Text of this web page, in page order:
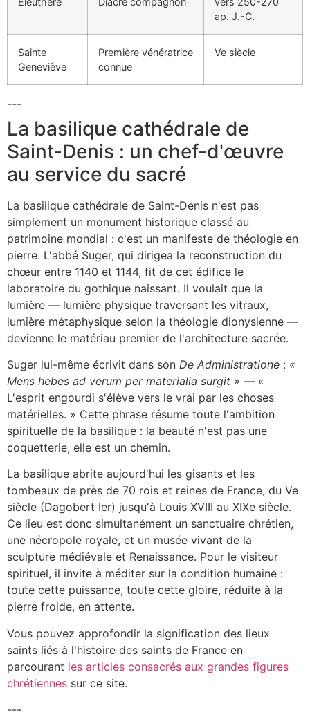
ap. J.-C.
Sainte
Geneviève
Première vénératrice
connue
Ve siècle
---
La basilique cathédrale de
Saint-Denis : un chef-d'œuvre
au service du sacré
La basilique cathédrale de Saint-Denis n'est pas
simplement un monument historique classé au
patrimoine mondial : c'est un manifeste de théologie en
pierre. L'abbé Suger, qui dirigea la reconstruction du
chœur entre 1140 et 1144, fit de cet édifice le
laboratoire du gothique naissant. Il voulait que la
lumière — lumière physique traversant les vitraux,
lumière métaphysique selon la théologie dionysienne —
devienne le matériau premier de l'architecture sacrée.
Suger lui-même écrivit dans son De Administratione : «
Mens hebes ad verum per materialia surgit » — «
L'esprit engourdi s'élève vers le vrai par les choses
matérielles. » Cette phrase résume toute l'ambition
spirituelle de la basilique : la beauté n'est pas une
coquetterie, elle est un chemin.
La basilique abrite aujourd'hui les gisants et les
tombeaux de près de 70 rois et reines de France, du Ve
siècle (Dagobert Ier) jusqu'à Louis XVIII au XIXe siècle.
Ce lieu est donc simultanément un sanctuaire chrétien,
une nécropole royale, et un musée vivant de la
sculpture médiévale et Renaissance. Pour le visiteur
spirituel, il invite à méditer sur la condition humaine :
toute cette puissance, toute cette gloire, réduite à la
pierre froide, en attente.
Vous pouvez approfondir la signification des lieux
saints liés à l'histoire des saints de France en
parcourant les articles consacrés aux grandes figures
chrétiennes sur ce site.
---